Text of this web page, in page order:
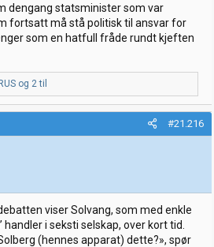
dengang statsminister som var
fortsatt må stå politisk til ansvar for
som en hatfull fråde rundt kjeften
og 2 til
#21.216
viser Solvang, som med enkle
i seksti selskap, over kort tid.
(hennes apparat) dette?», spør